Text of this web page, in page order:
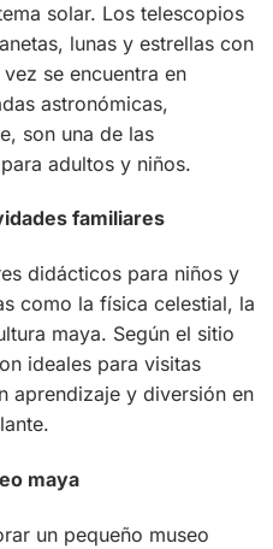
solar. Los telescopios
lunas y estrellas con
se encuentra en
astronómicas,
son una de las
adultos y niños.
familiares
didácticos para niños y
como la física celestial, la
maya. Según el sitio
ideales para visitas
aprendizaje y diversión en
maya
un pequeño museo